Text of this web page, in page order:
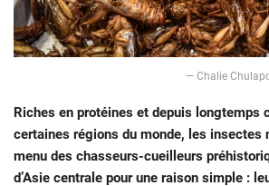
— Chalie
Riches en protéines et depuis longtemps
certaines régions du monde, les insectes
menu des chasseurs-cueilleurs
d’Asie centrale pour une raison simple :